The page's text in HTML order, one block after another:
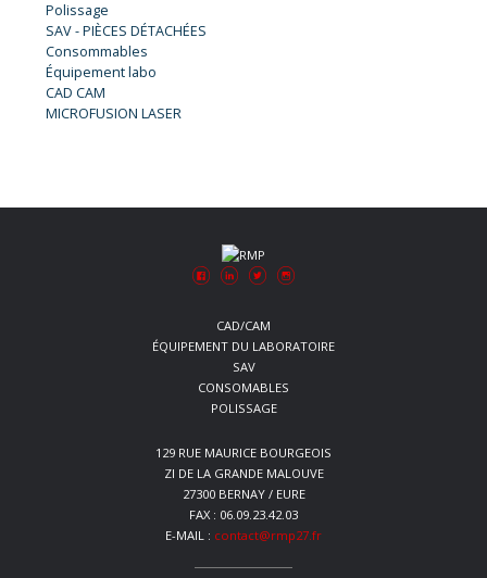
Polissage
SAV - PIÈCES DÉTACHÉES
Consommables
Équipement labo
CAD CAM
MICROFUSION LASER
CAD/CAM
ÉQUIPEMENT DU LABORATOIRE
SAV
CONSOMABLES
POLISSAGE
129 RUE MAURICE BOURGEOIS
ZI DE LA GRANDE MALOUVE
27300 BERNAY / EURE
FAX : 06.09.23.42.03
E-MAIL : contact@rmp27.fr